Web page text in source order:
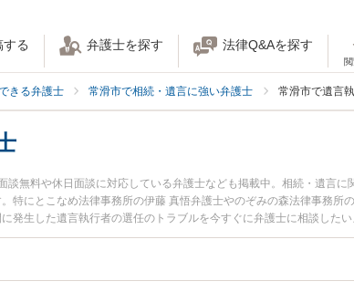
る 弁護士を探す 法律Q&Aを探す
きる弁護士 常滑市で相続・遺言に強い弁護士 常滑市で遺言
無料や休日面談に対応している弁護士なども掲載中。相続・遺言に
特にとこなめ法律事務所の伊藤 真悟弁護士やのぞみの森法律事務所
発生した遺言執行者の選任のトラブルを今すぐに弁護士に相談した
の選任を法律相談できる常滑市内の弁護士に相談予約したい』など